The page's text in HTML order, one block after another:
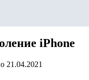
iPhone
21.04.2021